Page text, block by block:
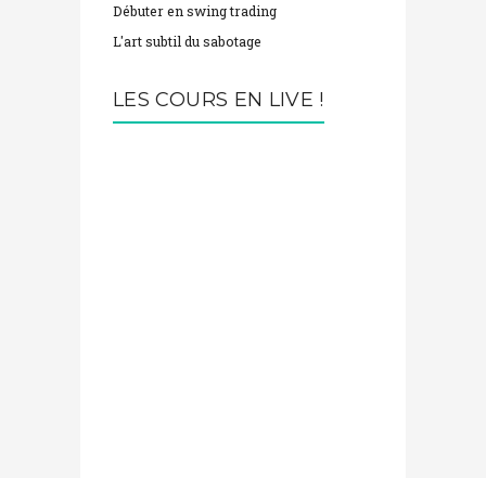
Débuter en swing trading
L'art subtil du sabotage
LES COURS EN LIVE !